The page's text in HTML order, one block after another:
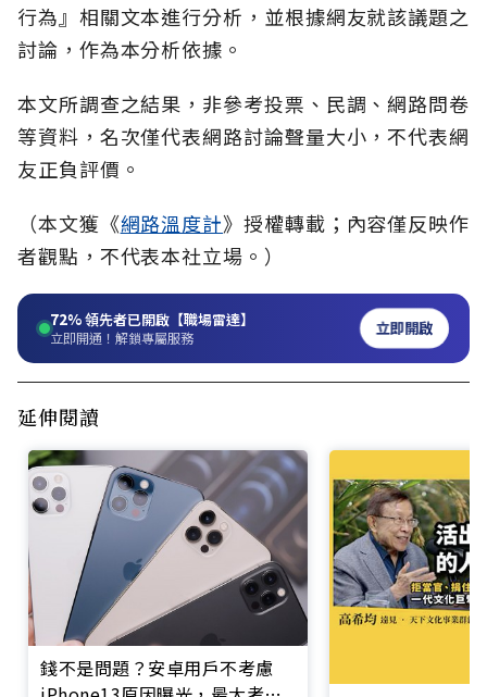
行為』相關文本進行分析，並根據網友就該議題之
討論，作為本分析依據。
本文所調查之結果，非參考投票、民調、網路問卷
等資料，名次僅代表網路討論聲量大小，不代表網
友正負評價。
（本文獲《網路溫度計》授權轉載；內容僅反映作
者觀點，不代表本社立場。）
72%領先者已開啟【職場雷達】
立即開通！解鎖專屬服務 立即開啟
延伸閱讀
錢不是問題？安卓用戶不考慮